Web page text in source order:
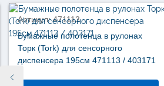
пластик
Н1
551000
Артикул: 471113
Бумажные полотенца в рулонах
Торк (Tork) для сенсорного
диспенсера 195см 471113 / 403171